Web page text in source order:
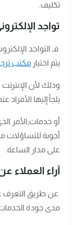
تكليف.
تواجد
فـ التواجد
يتم اختيار مكتب
وذلك لأن
يلجأ إليها
أو خدمات,الأمر
أجوبة للتساؤلات
على مدار الساعة.
آراء العملاء
عن طريق التعرف
مدى جودة